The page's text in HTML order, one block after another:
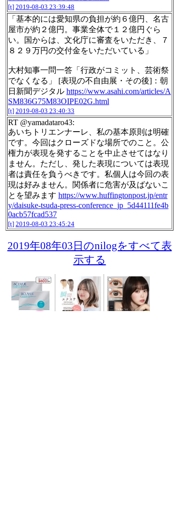
[t] 2019-08-03 23:39:48
「基本的には愛知県の負担が約６億円、名古
屋市が約２億円。事業全体で１２億円ぐら
い。国からは、文化庁に審査をいただき、７
８２９万円の交付金をいただいている」
大村知事一問一答「行政がコミット、芸術祭
でなくなる」 [表現の不自由展・その後]：朝
日新聞デジタル https://www.asahi.com/articles/A
SM836G75M83OIPE02G.html
[t] 2019-08-03 23:40:33
RT @yamadataro43:
あいちトリエンナーレ、私の基本原則は明確
です。今回はクローズドな場所でのこと。公
権力が表現を発することを中止させてはなり
ません。ただし、発した表現については表現
者は責任を負うべきです。私個人は今回の表
現は好みません。関係者に危害が及ばないこ
とを望みます https://www.huffingtonpost.jp/entr
y/daisuke-tsuda-press-conference_jp_5d44111fe4b
0acb57fcad537
[t] 2019-08-03 23:45:24
2019年08年03日のnilogをすべて表
示する